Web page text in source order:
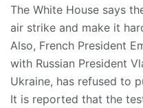
The White House says
air strike and make it
Also, French President
with Russian President
Ukraine, has refused to
It is reported that the